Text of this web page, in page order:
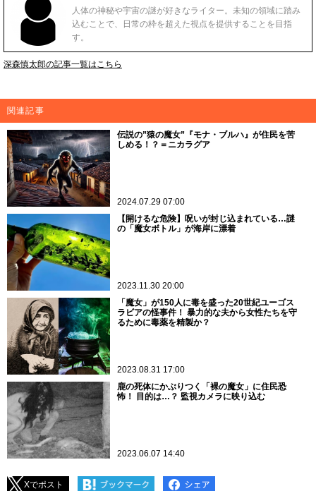
人体の神秘や宇宙の謎が好きなライター。未知の領域に踏み
込むことで、日常の枠を超えた視点を提供することを目指
す。
深森慎太郎の記事一覧はこちら
関連記事
伝説の”猿の魔女”『モナ・ブルハ』が住民を苦
しめる！？＝ニカラグア
2024.07.29 07:00
【開けるな危険】呪いが封じ込まれている…謎
の「魔女ボトル」が海岸に漂着
2023.11.30 20:00
「魔女」が150人に毒を盛った20世紀ユーゴス
ラビアの怪事件！ 暴力的な夫から女性たちを守
るために毒薬を精製か？
2023.08.31 17:00
鹿の死体にかぶりつく「裸の魔女」に住民恐
怖！ 目的は…？ 監視カメラに映り込む
2023.06.07 14:40
Xでポスト